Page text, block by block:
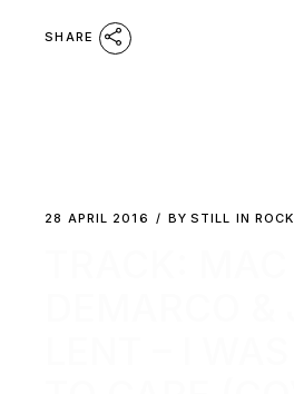
SHARE
28 APRIL 2016 BY STILL IN ROCK